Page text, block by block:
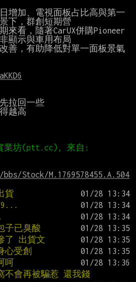
增加、電視面板占比高與第一
下，群創短期營
來看，隨著CarUX併購Pioneer
顯示與車用布局
善，有助降低對單一面板景氣
拉回一些
越高
業坊(ptt.cc), 來自:
Stock/M.1769578455.A.504
貨
子已臭酸
了 出貨文
心受創
呵
不會再被騙惹 還我錢